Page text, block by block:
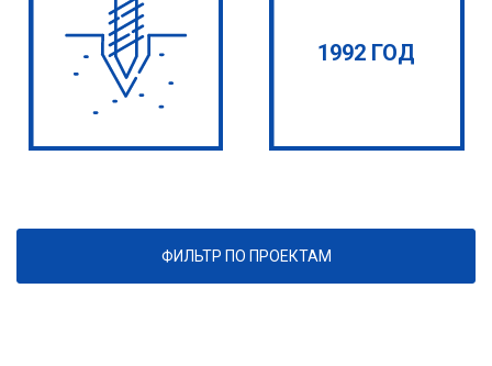
1992 ГОД
ФИЛЬТР ПО ПРОЕКТАМ